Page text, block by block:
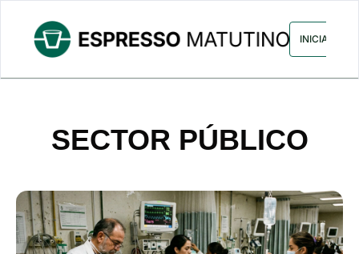
ARCHIVO ANUNCIA CON
INICIAR
SECTOR PÚBLICO